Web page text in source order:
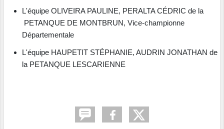
L'équipe OLIVEIRA PAULINE, PERALTA CÉDRIC de la
PETANQUE DE MONTBRUN, Vice-championne
Départementale
L'équipe HAUPETIT STÉPHANIE, AUDRIN JONATHAN de
la PETANQUE LESCARIENNE